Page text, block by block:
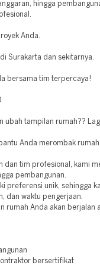
hingga
Anda.
Surakarta dan sekitarnya.
bersama tim terpercaya!
ubah tampilan rumah??
Anda merombak rumah
dan tim profesional, kami
pembangunan.
preferensi unik, sehingga
dan waktu pengerjaan.
rumah Anda akan berjalan
bersertifikat